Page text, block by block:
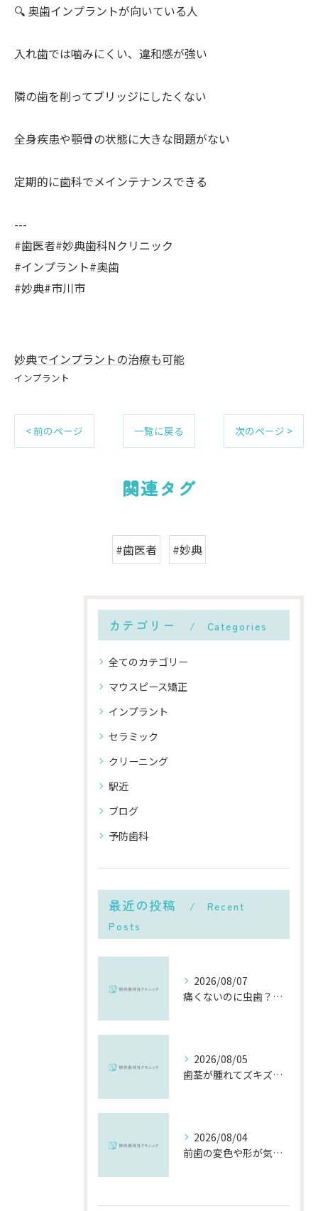
🔍 奥歯インプラントが向いている人
入れ歯では噛みにくい、違和感が強い
隣の歯を削ってブリッジにしたくない
全身疾患や顎骨の状態に大きな問題がない
定期的に歯科でメインテナンスできる
---
#歯医者#妙典歯科Nクリニック
#インプラント#奥歯
#妙典#市川市
妙典でインプラントの治療も可能
インプラント
< 前のページ 一覧に戻る 次のページ >
関連タグ
#歯医者 #妙典
カテゴリー Categories
全てのカテゴリー
マウスピース矯正
インプラント
セラミック
クリーニング
駅近
ブログ
予防歯科
最近の投稿
Recent
Posts
2026/08/07
痛くないのに虫歯？「痛みのない虫歯」が進行する理由と発見方法
2026/08/05
歯茎が腫れてズキズキ痛む時の応急処置と、早めに受診すべき理由
2026/08/04
前歯の変色や形が気になる…削らずにきれいに整える「ダイレクトボンディング」とは？